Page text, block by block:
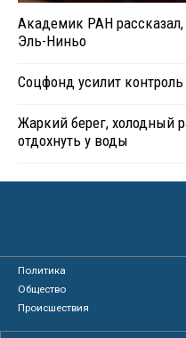
Академик РАН
Эль-Ниньо
Соцфонд усилит
Жаркий берег, холодный
отдохнуть у воды
Политика
Общество
Происшествия